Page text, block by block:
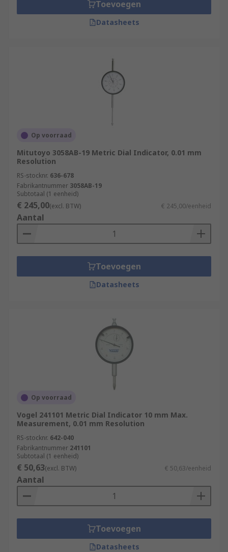
We support engineers with high-quality products
and technical support. Our comprehensive range
Precision machine shops
Lathe workshops
Toevoegen
Datasheets
Op voorraad
Mitutoyo 3058AB-19 Metric Dial Indicator, 0.01 mm
Resolution
RS-stocknr. 636-678
Fabrikantnummer 3058AB-19
Subtotaal (1 eenheid)
€ 245,00(excl. BTW) € 245,00/eenheid
Aantal
Toevoegen
Datasheets
Op voorraad
Vogel 241101 Metric Dial Indicator 10 mm Max.
Measurement, 0.01 mm Resolution
RS-stocknr. 642-040
Fabrikantnummer 241101
Subtotaal (1 eenheid)
€ 50,63(excl. BTW) € 50,63/eenheid
Aantal
Toevoegen
Datasheets